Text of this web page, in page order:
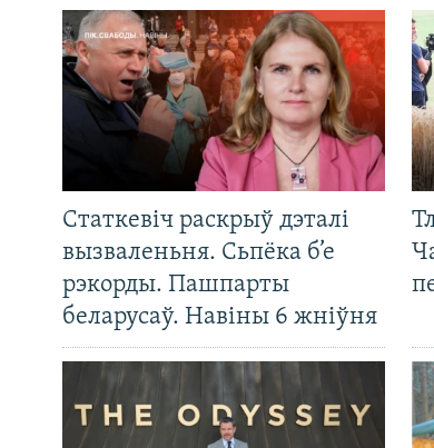
Статкевіч раскрыў дэталі
вызваленьня. Сьпёка б’е
рэкорды. Пашпарты
беларусаў. Навіны 6 жніўня